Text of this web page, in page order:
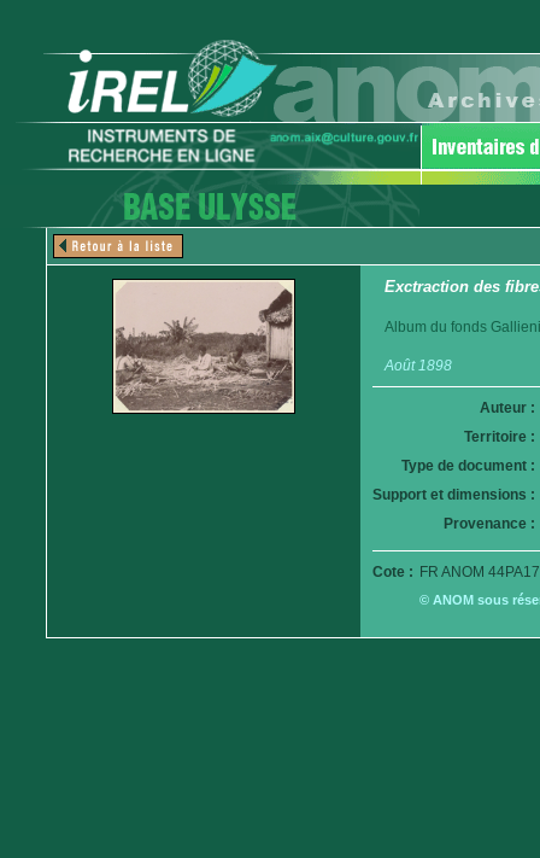
Exctraction des
Album du fonds
Août 1898
Auteur :
Territoire :
Type de document :
Support et dimensions :
Provenance :
Cote : FR ANOM
© ANOM sous